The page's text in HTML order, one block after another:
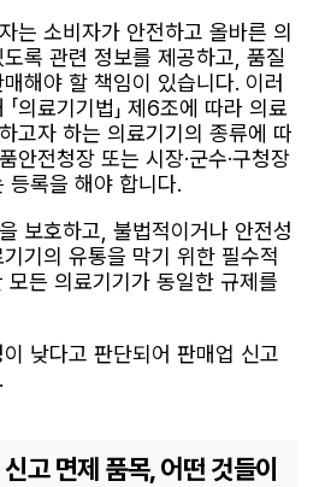
는 소비자가 안전하고 올바른 의
록 관련 정보를 제공하고, 품질
해야 할 책임이 있습니다. 이러
의료기기법」 제6조에 따라 의료
고자 하는 의료기기의 종류에 따
안전청장 또는 시장·군수·구청장
등록을 해야 합니다.
보호하고, 불법적이거나 안전성
기의 유통을 막기 위한 필수적
모든 의료기기가 동일한 규제를
낮다고 판단되어 판매업 신고
고 면제 품목, 어떤 것들이